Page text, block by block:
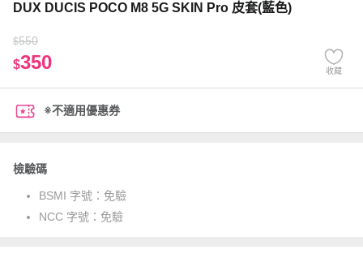
DUX DUCIS POCO M8 5G SKIN Pro 皮套(藍色)
$550
$350 收藏
※不適用優惠券
檢驗碼
BSMI 字號： 免驗
NCC 字號： 免驗